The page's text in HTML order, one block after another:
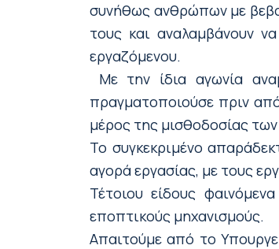
συνήθως ανθρώπων με
τους και αναλαμβάνουν
εργαζόμενου.
Με την ίδια αγωνία
πραγματοποιούσε πριν
μέρος της μισθοδοσίας
Το συγκεκριμένο
αγορά εργασίας, με τους
Τέτοιου είδους
εποπτικούς μηχανισμούς.
Απαιτούμε από το